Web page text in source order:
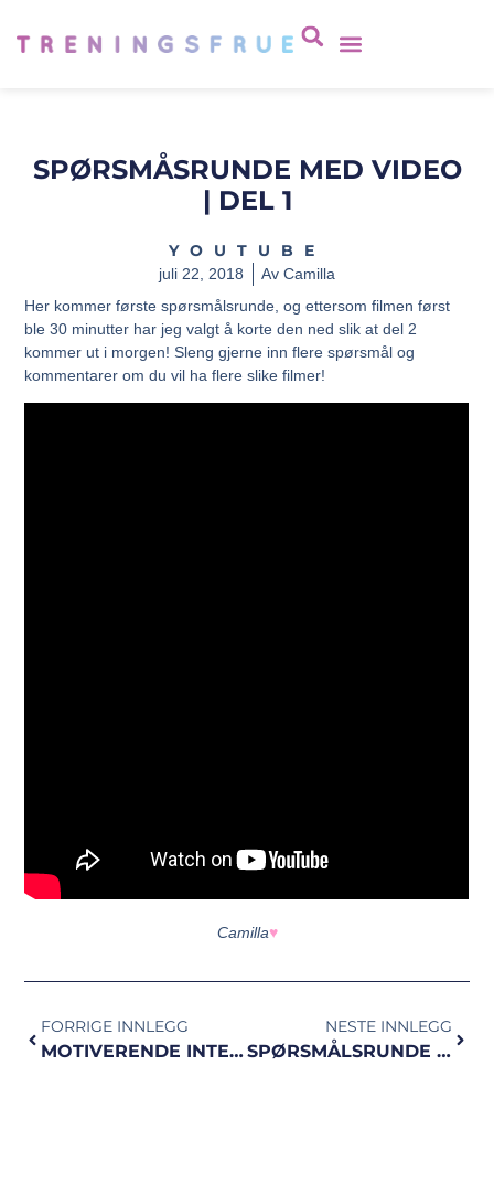
SPØRSMÅSRUNDE MED VIDEO
| DEL 1
YOUTUBE
juli 22, 2018 Av Camilla
Her kommer første spørsmålsrunde, og ettersom filmen først
ble 30 minutter har jeg valgt å korte den ned slik at del 2
kommer ut i morgen! Sleng gjerne inn flere spørsmål og
kommentarer om du vil ha flere slike filmer!
Camilla♥
FORRIGE INNLEGG
MOTIVERENDE INTERVALL
NESTE INNLEGG
SPØRSMÅLSRUNDE MED VIDEO | del 2